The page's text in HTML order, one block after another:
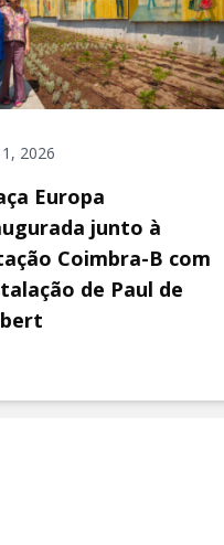
2026
Europa
junto à
Coimbra-B com
de Paul de